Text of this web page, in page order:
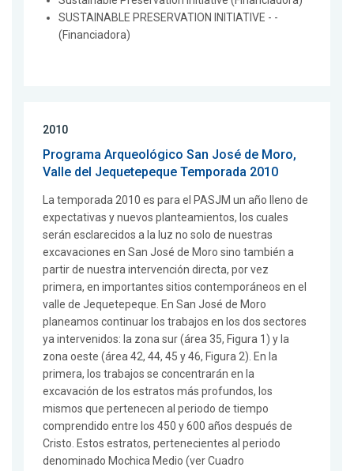
SUSTAINABLE PRESERVATION INITIATIVE - -
(Financiadora)
2010
Programa Arqueológico San José de Moro,
Valle del Jequetepeque Temporada 2010
La temporada 2010 es para el PASJM un año lleno de
expectativas y nuevos planteamientos, los cuales
serán esclarecidos a la luz no solo de nuestras
excavaciones en San José de Moro sino también a
partir de nuestra intervención directa, por vez
primera, en importantes sitios contemporáneos en el
valle de Jequetepeque. En San José de Moro
planeamos continuar los trabajos en los dos sectores
ya intervenidos: la zona sur (área 35, Figura 1) y la
zona oeste (área 42, 44, 45 y 46, Figura 2). En la
primera, los trabajos se concentrarán en la
excavación de los estratos más profundos, los
mismos que pertenecen al periodo de tiempo
comprendido entre los 450 y 600 años después de
Cristo. Estos estratos, pertenecientes al periodo
denominado Mochica Medio (ver Cuadro